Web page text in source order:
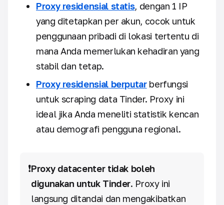
Proxy residensial statis, dengan 1 IP
yang ditetapkan per akun, cocok untuk
penggunaan pribadi di lokasi tertentu di
mana Anda memerlukan kehadiran yang
stabil dan tetap.
Proxy residensial berputarberfungsi
untuk scraping data Tinder. Proxy ini
ideal jika Anda meneliti statistik kencan
atau demografi pengguna regional.
❗Proxy datacenter tidak boleh
digunakan untuk Tinder. Proxy ini
langsung ditandai dan mengakibatkan